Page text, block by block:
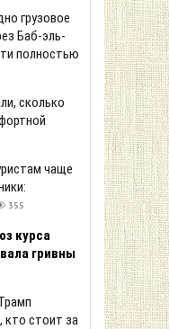
грузовое
Баб-эль-
полностью
сколько
чаще
355
курса
гривны
кто стоит за